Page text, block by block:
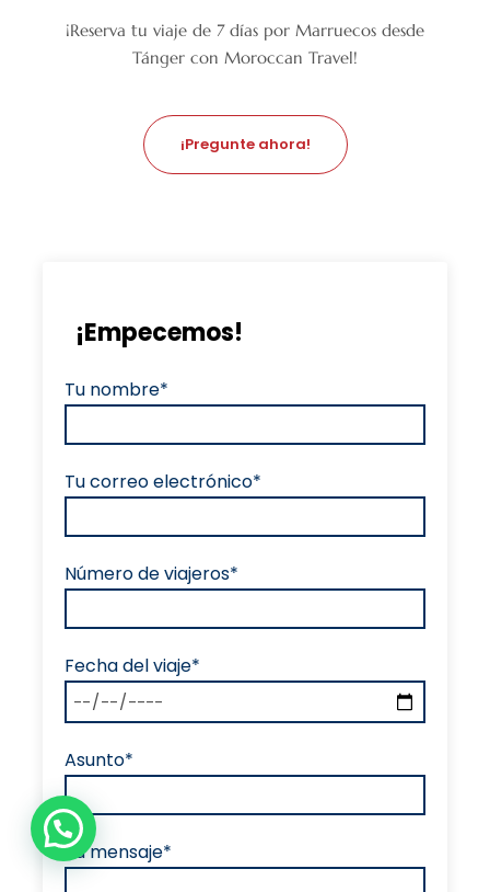
¡Empecemos!
Tu nombre*
Tu correo electrónico*
Número de viajeros*
Fecha del viaje*
Asunto*
Tu mensaje*
¡Reserva tu viaje de 7 días por Marruecos desde
Tánger con Moroccan Travel!
¡Pregunte ahora!